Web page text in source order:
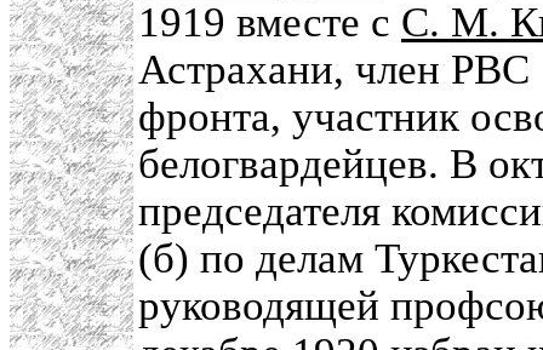
1919 вместе с С. М.
Астрахани, член РВС
фронта, участник
белогвардейцев. В
председателя
(б) по делам
руководящей